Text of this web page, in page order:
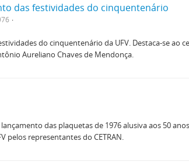
das festividades do cinquentenário
do cinquentenário da UFV. Destaca-se ao
Aureliano Chaves de Mendonça.
das plaquetas de 1976 alusiva aos 50 anos
pelos representantes do CETRAN.